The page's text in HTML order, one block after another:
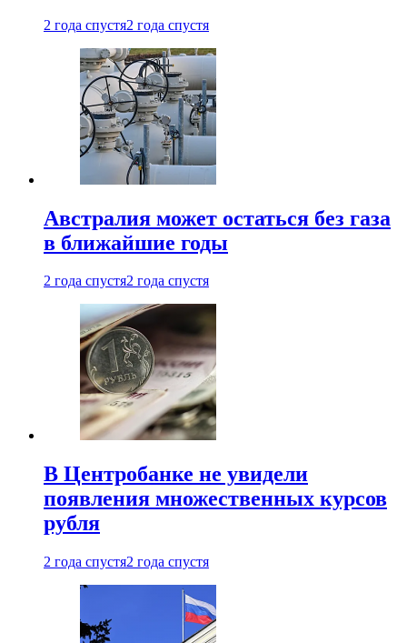
2 года спустя2 года спустя
Австралия может остаться без газа
в ближайшие годы
2 года спустя2 года спустя
В Центробанке не увидели
появления множественных курсов
рубля
2 года спустя2 года спустя